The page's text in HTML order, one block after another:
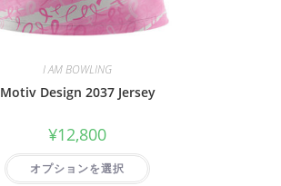
I AM BOWLING
Motiv Design 2037 Jersey
¥12,800
オプションを選択